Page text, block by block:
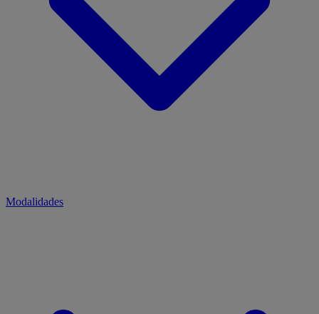
Modalidades